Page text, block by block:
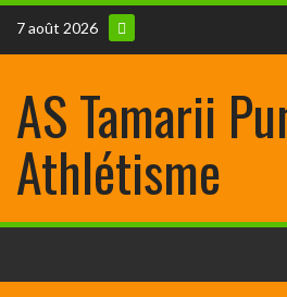
7 août 2026
AS Tamarii
Athlétisme